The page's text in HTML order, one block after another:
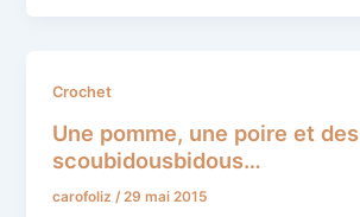
Crochet
Une pomme, une poire et des
scoubidousbidous…
carofoliz /29 mai 2015
Une
une
poire
et